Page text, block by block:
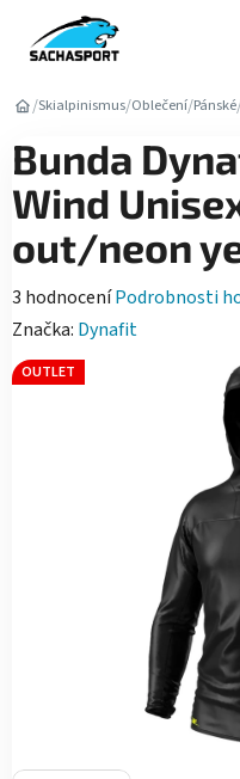
obsah
/Skialpinismus/Oblečení/Pánské
Bunda
Wind
out/neon
Průměrné
hodnocení
produktu
je
3 hodnoceníPodrobnosti
Značka: Dynafit
OUTLET